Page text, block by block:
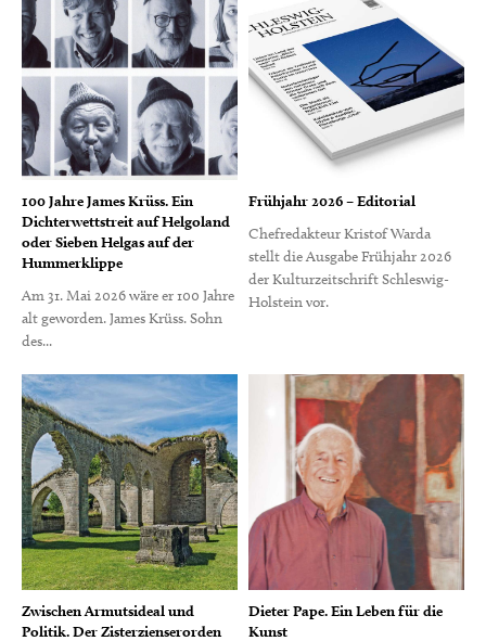
100 Jahre James Krüss. Ein
Dichterwettstreit auf Helgoland
oder Sieben Helgas auf der
Hummerklippe
Am 31. Mai 2026 wäre er 100 Jahre
alt geworden. James Krüss. Sohn
des...
Frühjahr 2026 – Editorial
Chefredakteur Kristof Warda
stellt die Ausgabe Frühjahr 2026
der Kulturzeitschrift Schleswig-
Holstein vor.
Zwischen Armutsideal und
Politik. Der Zisterzienserorden
Dieter Pape. Ein Leben für die
Kunst